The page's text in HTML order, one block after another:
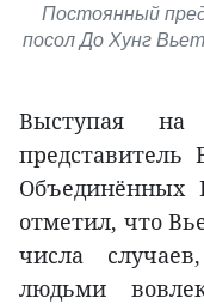
Постоянный
посол До Хунг
Выступая на
Объединённых
отметил, что
числа
людьми